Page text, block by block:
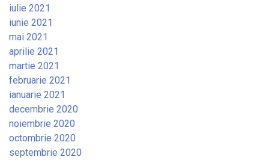
iulie 2021
iunie 2021
mai 2021
aprilie 2021
martie 2021
februarie 2021
ianuarie 2021
decembrie 2020
noiembrie 2020
octombrie 2020
septembrie 2020